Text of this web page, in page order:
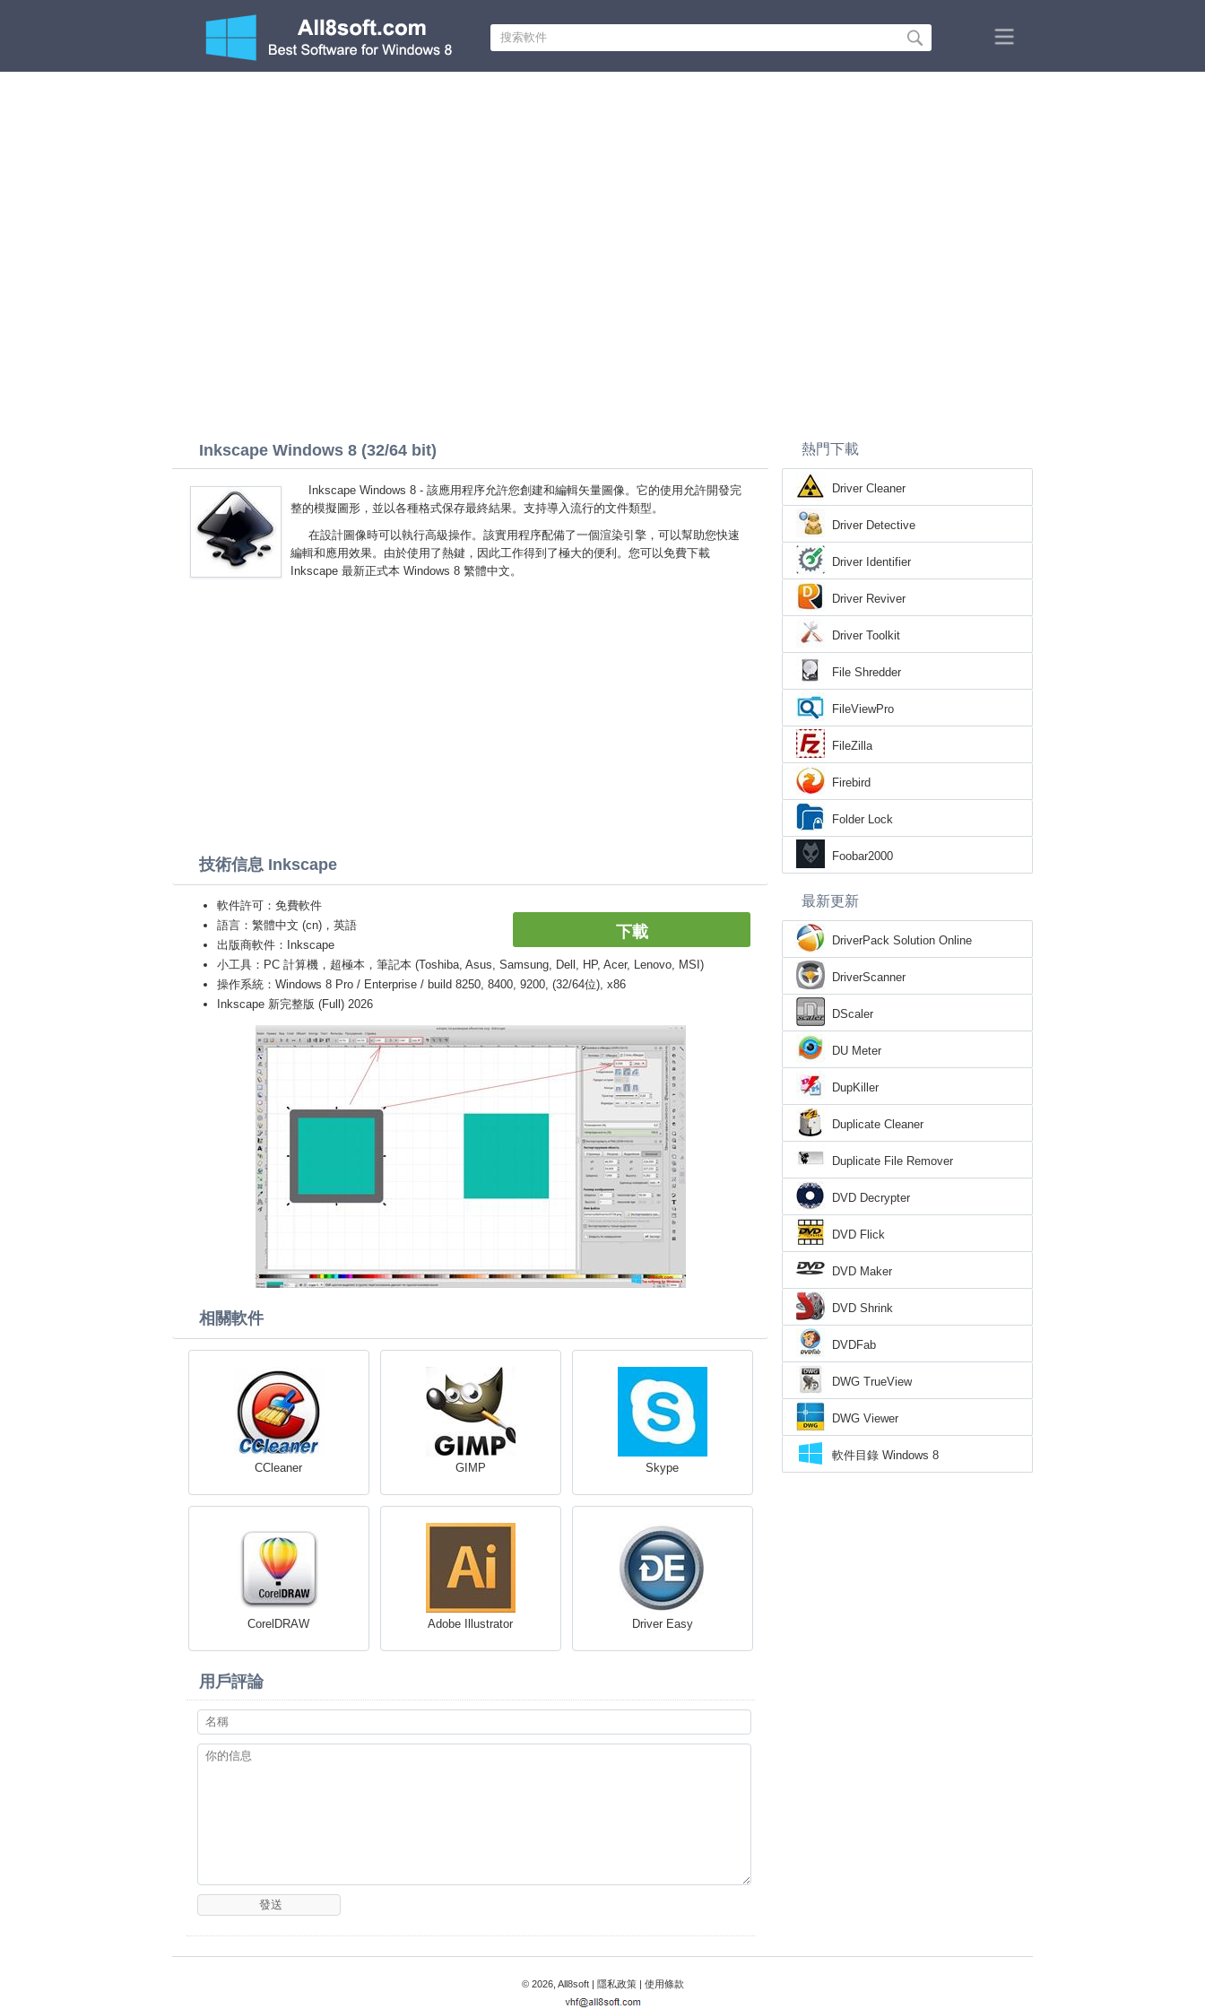
Inkscape Windows 8 (32/64 bit)
Inkscape Windows 8 - 該應用程序允許您創建和編輯矢量圖像。它的使用允許開發完
整的模擬圖形，並以各種格式保存最終結果。支持導入流行的文件類型。
在設計圖像時可以執行高級操作。該實用程序配備了一個渲染引擎，可以幫助您快速
編輯和應用效果。由於使用了熱鍵，因此工作得到了極大的便利。您可以免費下載
Inkscape 最新正式本 Windows 8 繁體中文。
技術信息 Inkscape
下載
軟件許可：免費軟件
語言：繁體中文 (cn)，英語
出版商軟件：Inkscape
小工具：PC 計算機，超極本，筆記本 (Toshiba, Asus, Samsung, Dell, HP, Acer, Lenovo, MSI)
操作系統：Windows 8 Pro / Enterprise / build 8250, 8400, 9200, (32/64位), x86
Inkscape 新完整版 (Full) 2026
相關軟件
CCleaner GIMP Skype
CorelDRAW Adobe Illustrator Driver Easy
用戶評論
熱門下載
Driver Cleaner
Driver Detective
Driver Identifier
Driver Reviver
Driver Toolkit
File Shredder
FileViewPro
FileZilla
Firebird
Folder Lock
Foobar2000
最新更新
DriverPack Solution Online
DriverScanner
DScaler
DU Meter
DupKiller
Duplicate Cleaner
Duplicate File Remover
DVD Decrypter
DVD Flick
DVD Maker
DVD Shrink
DVDFab
DWG TrueView
DWG Viewer
軟件目錄 Windows 8
© 2026, All8soft | 隱私政策| 使用條款